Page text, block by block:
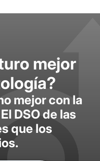
mejor
mejor con la
DSO de las
que los